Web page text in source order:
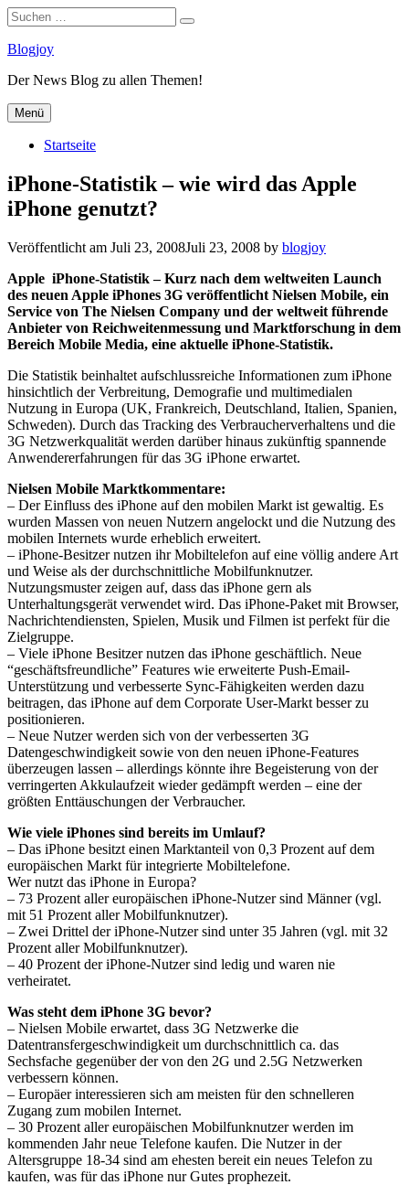
Suchen
nach:
Suchen
Zum
springen
Blogjoy
Der News Blog zu allen Themen!
Menü
Startseite
iPhone-Statistik – wie wird das Apple
iPhone genutzt?
Veröffentlicht am Juli 23, 2008Juli 23, 2008 by blogjoy
Apple iPhone-Statistik – Kurz nach dem weltweiten Launch
des neuen Apple iPhones 3G veröffentlicht Nielsen Mobile, ein
Service von The Nielsen Company und der weltweit führende
Anbieter von Reichweitenmessung und Marktforschung in dem
Bereich Mobile Media, eine aktuelle iPhone-Statistik.
Die Statistik beinhaltet aufschlussreiche Informationen zum iPhone
hinsichtlich der Verbreitung, Demografie und multimedialen
Nutzung in Europa (UK, Frankreich, Deutschland, Italien, Spanien,
Schweden). Durch das Tracking des Verbraucherverhaltens und die
3G Netzwerkqualität werden darüber hinaus zukünftig spannende
Anwendererfahrungen für das 3G iPhone erwartet.
Nielsen Mobile Marktkommentare:
– Der Einfluss des iPhone auf den mobilen Markt ist gewaltig. Es
wurden Massen von neuen Nutzern angelockt und die Nutzung des
mobilen Internets wurde erheblich erweitert.
– iPhone-Besitzer nutzen ihr Mobiltelefon auf eine völlig andere Art
und Weise als der durchschnittliche Mobilfunknutzer.
Nutzungsmuster zeigen auf, dass das iPhone gern als
Unterhaltungsgerät verwendet wird. Das iPhone-Paket mit Browser,
Nachrichtendiensten, Spielen, Musik und Filmen ist perfekt für die
Zielgruppe.
– Viele iPhone Besitzer nutzen das iPhone geschäftlich. Neue
“geschäftsfreundliche” Features wie erweiterte Push-Email-
Unterstützung und verbesserte Sync-Fähigkeiten werden dazu
beitragen, das iPhone auf dem Corporate User-Markt besser zu
positionieren.
– Neue Nutzer werden sich von der verbesserten 3G
Datengeschwindigkeit sowie von den neuen iPhone-Features
überzeugen lassen – allerdings könnte ihre Begeisterung von der
verringerten Akkulaufzeit wieder gedämpft werden – eine der
größten Enttäuschungen der Verbraucher.
Wie viele iPhones sind bereits im Umlauf?
– Das iPhone besitzt einen Marktanteil von 0,3 Prozent auf dem
europäischen Markt für integrierte Mobiltelefone.
Wer nutzt das iPhone in Europa?
– 73 Prozent aller europäischen iPhone-Nutzer sind Männer (vgl.
mit 51 Prozent aller Mobilfunknutzer).
– Zwei Drittel der iPhone-Nutzer sind unter 35 Jahren (vgl. mit 32
Prozent aller Mobilfunknutzer).
– 40 Prozent der iPhone-Nutzer sind ledig und waren nie
verheiratet.
Was steht dem iPhone 3G bevor?
– Nielsen Mobile erwartet, dass 3G Netzwerke die
Datentransfergeschwindigkeit um durchschnittlich ca. das
Sechsfache gegenüber der von den 2G und 2.5G Netzwerken
verbessern können.
– Europäer interessieren sich am meisten für den schnelleren
Zugang zum mobilen Internet.
– 30 Prozent aller europäischen Mobilfunknutzer werden im
kommenden Jahr neue Telefone kaufen. Die Nutzer in der
Altersgruppe 18-34 sind am ehesten bereit ein neues Telefon zu
kaufen, was für das iPhone nur Gutes prophezeit.